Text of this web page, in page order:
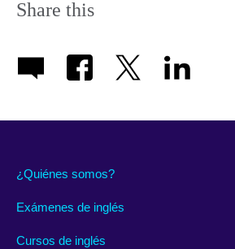
Share this
¿Quiénes somos?
Exámenes de inglés
Cursos de inglés